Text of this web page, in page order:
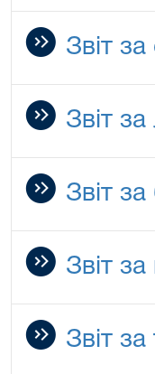
Звіт
Звіт
Звіт
Звіт
Звіт